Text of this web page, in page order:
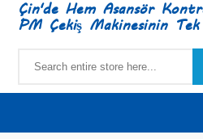
Çin'de Hem Asansör
PM Çekiş Makinesinin